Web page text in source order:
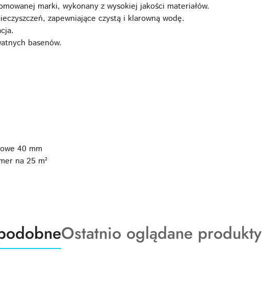
marki, wykonany z wysokiej jakości materiałów.
zapewniające czystą i klarowną wodę.
basenów.
40 mm
na 25 m²
Produkty
o
Ostatnio oglądane produkty